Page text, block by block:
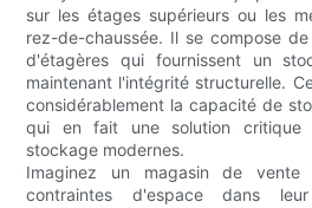
sur les étages supérieurs ou les
rez-de-chaussée. Il se compose
d'étagères qui fournissent un
maintenant l'intégrité structurelle.
considérablement la capacité de
qui en fait une solution critique
stockage modernes.
Imaginez un magasin de
contraintes d'espace dans